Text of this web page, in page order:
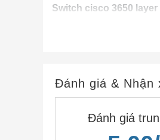
Switch cisco 3650 layer
có cổng kết nối WAN.
Đánh giá & Nhận
Đánh giá